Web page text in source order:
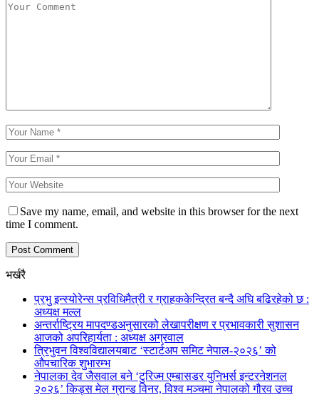
Save my name, email, and website in this browser for the next
time I comment.
भर्खरै
प्रभु इन्स्योरेन्स प्रविधिमैत्री र ग्राहककेन्द्रित बन्दै अघि बढिरहेको छ :
अध्यक्ष मल्ल
अन्तर्राष्ट्रिय मापदण्डअनुसारको लेखापरीक्षण र प्रभावकारी सुशासन
आजको अपरिहार्यता : अध्यक्ष अग्रवाल
त्रिभुवन विश्वविद्यालयबाट ‘स्टार्टअप समिट नेपाल-२०२६’ को
औपचारिक शुभारम्भ
नेपालका देव जैसवाल बने ‘टुरिज्म एम्बासडर युनिभर्स इन्टरनेशनल
२०२६’ किड्स मेल ग्रान्ड विनर, विश्व मञ्चमा नेपालको गौरव उच्च